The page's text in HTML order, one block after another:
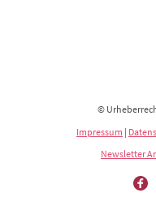
©
Impressum |
Newsletter